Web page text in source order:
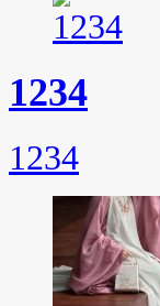
1234
1234